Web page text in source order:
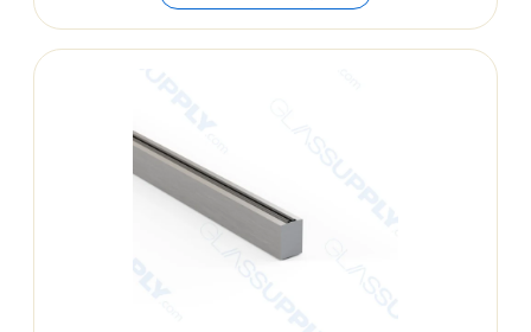
through